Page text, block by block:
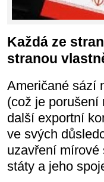
Každá ze
stranou
Američané sází
(což je porušení
další exportní
ve svých
uzavření mírové
státy a jeho